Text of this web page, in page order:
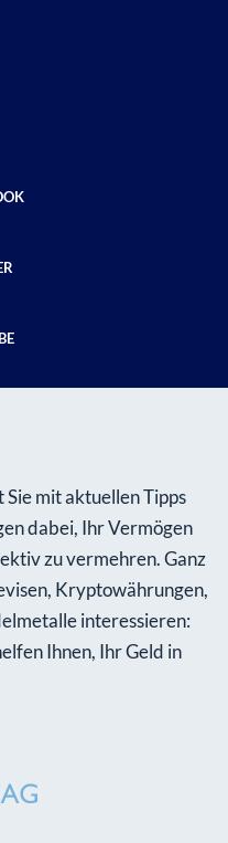
mit aktuellen Tipps
dabei, Ihr Vermögen
zu vermehren. Ganz
Kryptowährungen,
interessieren:
Ihnen, Ihr Geld in